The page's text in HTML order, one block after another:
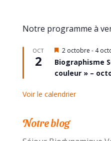
Notre programme à
OCT
2
Mis
avant
2 octobre - 4
Biographisme
couleur » –
Voir le calendrier
Notre blog